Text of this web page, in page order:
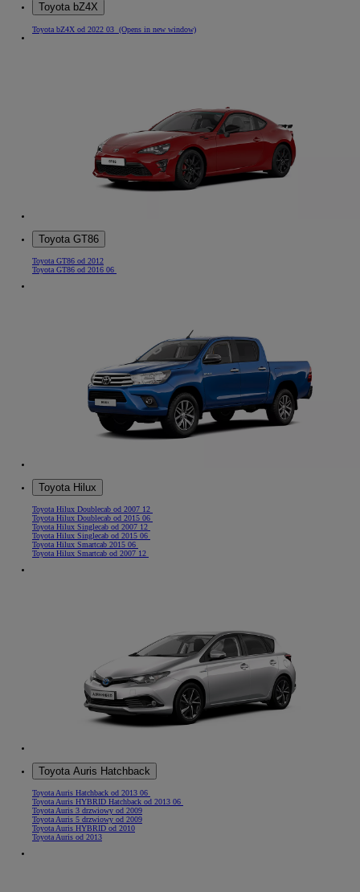
Toyota bZ4X
Toyota bZ4X od 2022 03 (Opens in new window)
Toyota GT86
Toyota GT86 od 2012
Toyota GT86 od 2016 06
Toyota Hilux
Toyota Hilux Doublecab od 2007 12
Toyota Hilux Doublecab od 2015 06
Toyota Hilux Singlecab od 2007 12
Toyota Hilux Singlecab od 2015 06
Toyota Hilux Smartcab 2015 06
Toyota Hilux Smartcab od 2007 12
Toyota Auris Hatchback
Toyota Auris Hatchback od 2013 06
Toyota Auris HYBRID Hatchback od 2013 06
Toyota Auris 3 drzwiowy od 2009
Toyota Auris 5 drzwiowy od 2009
Toyota Auris HYBRID od 2010
Toyota Auris od 2013